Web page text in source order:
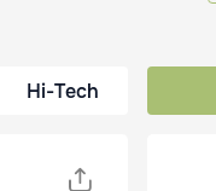
Hi-Tech